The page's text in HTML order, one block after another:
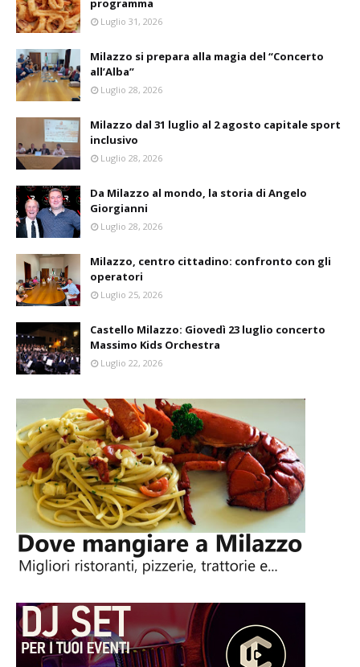
programma
Luglio 31, 2026
Milazzo si prepara alla magia del “Concerto
all’Alba”
Luglio 28, 2026
Milazzo dal 31 luglio al 2 agosto capitale sport
inclusivo
Luglio 28, 2026
Da Milazzo al mondo, la storia di Angelo
Giorgianni
Luglio 28, 2026
Milazzo, centro cittadino: confronto con gli
operatori
Luglio 25, 2026
Castello Milazzo: Giovedì 23 luglio concerto
Massimo Kids Orchestra
Luglio 22, 2026